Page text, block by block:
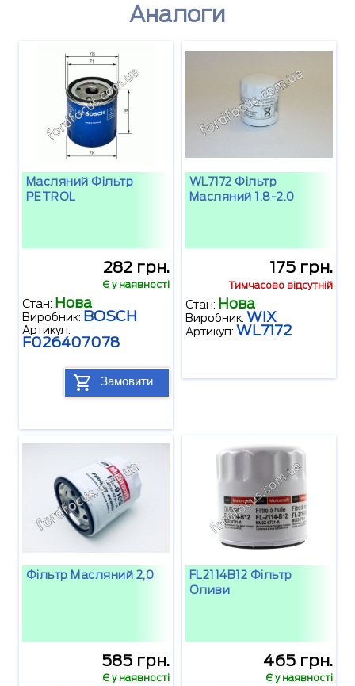
Аналоги
Масляний Фільтр
PETROL
282 грн.
Є у наявності
Стан: Нова
Виробник: BOSCH
Артикул:
F026407078
Замовити
WL7172 Фільтр
Масляний 1.8-2.0
175 грн.
Тимчасово відсутній
Стан: Нова
Виробник: WIX
Артикул: WL7172
Фільтр Масляний 2,0
585 грн.
Є у наявності
FL2114B12 Фільтр
Оливи
465 грн.
Є у наявності